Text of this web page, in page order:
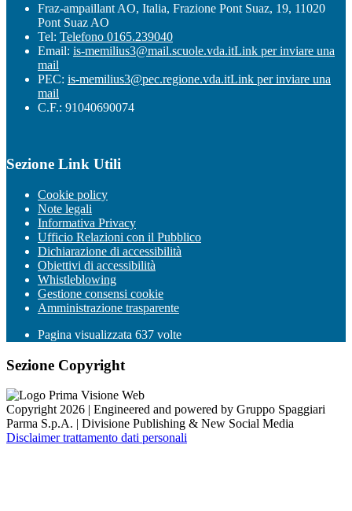
Fraz-ampaillant AO, Italia, Frazione Pont Suaz, 19, 11020
Pont Suaz AO
Tel: Telefono 0165.239040
Email: is-memilius3@mail.scuole.vda.itLink per inviare una
mail
PEC: is-memilius3@pec.regione.vda.itLink per inviare una
mail
C.F.: 91040690074
Sezione Link Utili
Cookie policy
Note legali
Informativa Privacy
Ufficio Relazioni con il Pubblico
Dichiarazione di accessibilità
Obiettivi di accessibilità
Whistleblowing
Gestione consensi cookie
Amministrazione trasparente
Pagina visualizzata 637 volte
Sezione Copyright
Copyright 2026 | Engineered and powered by Gruppo Spaggiari
Parma S.p.A. | Divisione Publishing & New Social Media
Disclaimer trattamento dati personali